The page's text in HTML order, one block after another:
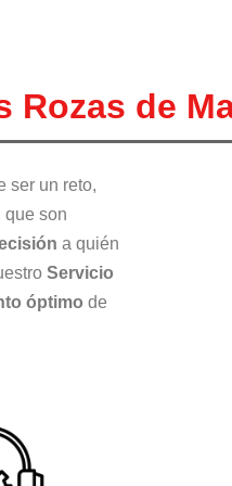
Rozas de
ser un reto,
que son
a quién
Servicio
óptimo de